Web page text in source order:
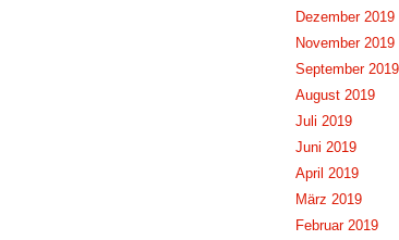
Dezember 2019
November 2019
September 2019
August 2019
Juli 2019
Juni 2019
April 2019
März 2019
Februar 2019